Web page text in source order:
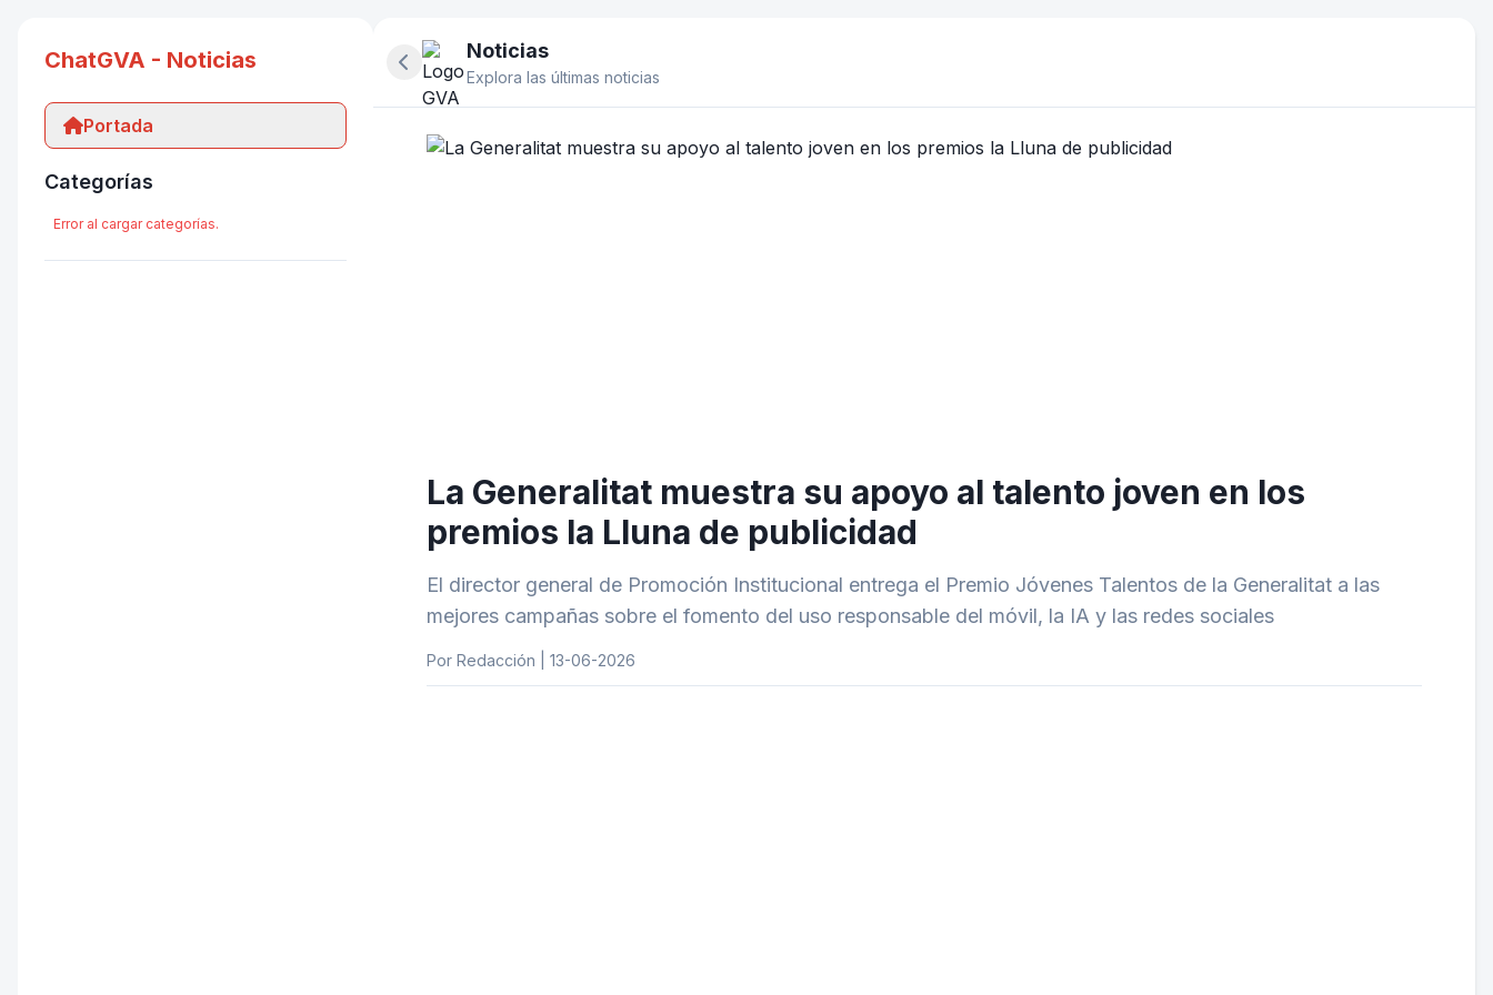
ChatGVA - Noticias
Portada
Categorías
Error al cargar categorías.
Ocultar panel lateral
Noticias
Explora las últimas noticias
La Generalitat muestra su apoyo al talento joven en los
premios la Lluna de publicidad
El director general de Promoción Institucional entrega el Premio Jóvenes Talentos de la Generalitat a las
mejores campañas sobre el fomento del uso responsable del móvil, la IA y las redes sociales
Por Redacción | 13-06-2026